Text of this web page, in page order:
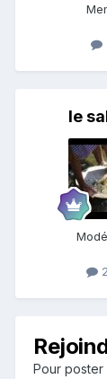
le
Pour poster